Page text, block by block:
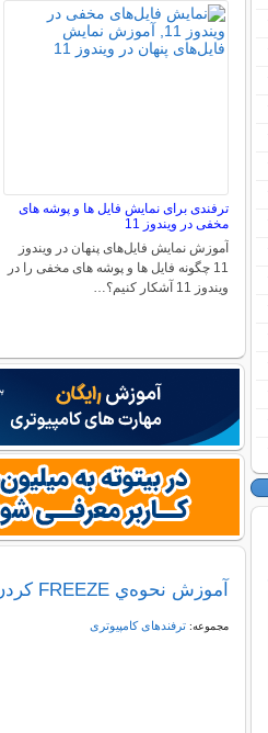
ترفندی برای نمایش فایل ها و پوشه های
مخفی در ویندوز 11
آموزش نمایش فایل‌های پنهان در ویندوز
11 چگونه فایل ها و پوشه های مخفی را در
ویندوز 11 آشکار کنیم؟…
آموزش نحوه‌ي FREEZE كردن ويندوز در برابر تغييرات كاربران
مجموعه:ترفندهای کامپیوتری